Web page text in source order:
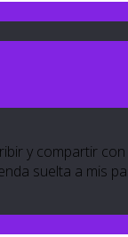
y compartir
suelta a mis